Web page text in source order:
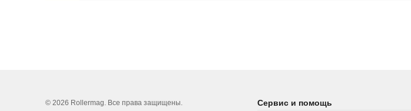
© 2026 Rollermag. Все права защищены. Сервис и помощь